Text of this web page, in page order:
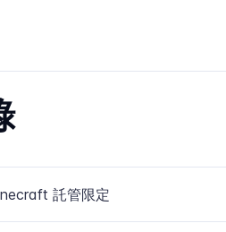
託管限定